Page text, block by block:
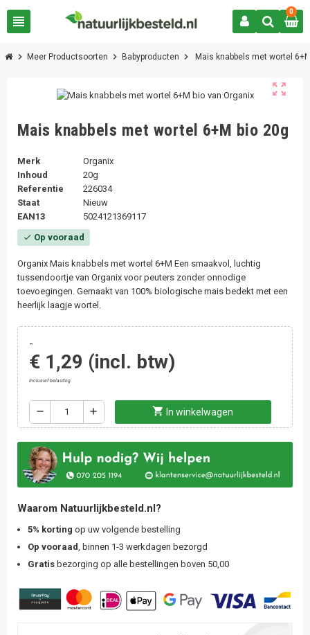
view_headline
0
chevron_right Meer Productsoorten chevron_right Babyproducten chevron_right Mais knabbels met wortel
zoom_out_map
Mais knabbels met wortel 6+M bio 20g
Merk
Organix
Inhoud
20g
Referentie
226034
Staat
Nieuw
EAN13
5024121369117
check Op vooraad
Organix Mais knabbels met wortel 6+M Een smaakvol, luchtig
tussendoortje van Organix voor peuters zonder onnodige
toevoegingen. Gemaakt van 100% biologische mais bedekt met een
heerlijk laagje wortel.
-
€ 1,29 (incl. btw)
Inclusief belasting
remove add shopping_cart In winkelwagen
Waarom Natuurlijkbesteld.nl?
5% korting op uw volgende bestelling
Op vooraad
, binnen 1-3 werkdagen bezorgd
Gratis bezorging op alle bestellingen boven 50,00